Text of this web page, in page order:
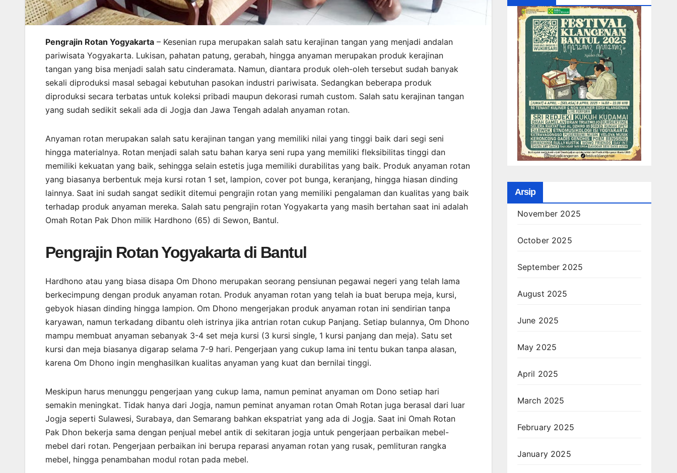
Pengrajin Rotan Yogyakarta – Kesenian rupa merupakan salah satu kerajinan tangan yang menjadi andalan
pariwisata Yogyakarta. Lukisan, pahatan patung, gerabah, hingga anyaman merupakan produk kerajinan
tangan yang bisa menjadi salah satu cinderamata. Namun, diantara produk oleh-oleh tersebut sudah banyak
sekali diproduksi masal sebagai kebutuhan pasokan industri pariwisata. Sedangkan beberapa produk
diproduksi secara terbatas untuk koleksi pribadi maupun dekorasi rumah custom. Salah satu kerajinan tangan
yang sudah sedikit sekali ada di Jogja dan Jawa Tengah adalah anyaman rotan.
Anyaman rotan merupakan salah satu kerajinan tangan yang memiliki nilai yang tinggi baik dari segi seni
hingga materialnya. Rotan menjadi salah satu bahan karya seni rupa yang memiliki fleksibilitas tinggi dan
memiliki kekuatan yang baik, sehingga selain estetis juga memiliki durabilitas yang baik. Produk anyaman rotan
yang biasanya berbentuk meja kursi rotan 1 set, lampion, cover pot bunga, keranjang, hingga hiasan dinding
lainnya. Saat ini sudah sangat sedikit ditemui pengrajin rotan yang memiliki pengalaman dan kualitas yang baik
terhadap produk anyaman mereka. Salah satu pengrajin rotan Yogyakarta yang masih bertahan saat ini adalah
Omah Rotan Pak Dhon milik Hardhono (65) di Sewon, Bantul.
Pengrajin Rotan Yogyakarta di Bantul
Hardhono atau yang biasa disapa Om Dhono merupakan seorang pensiunan pegawai negeri yang telah lama
berkecimpung dengan produk anyaman rotan. Produk anyaman rotan yang telah ia buat berupa meja, kursi,
gebyok hiasan dinding hingga lampion. Om Dhono mengerjakan produk anyaman rotan ini sendirian tanpa
karyawan, namun terkadang dibantu oleh istrinya jika antrian rotan cukup Panjang. Setiap bulannya, Om Dhono
mampu membuat anyaman sebanyak 3-4 set meja kursi (3 kursi single, 1 kursi panjang dan meja). Satu set
kursi dan meja biasanya digarap selama 7-9 hari. Pengerjaan yang cukup lama ini tentu bukan tanpa alasan,
karena Om Dhono ingin menghasilkan kualitas anyaman yang kuat dan bernilai tinggi.
Meskipun harus menunggu pengerjaan yang cukup lama, namun peminat anyaman om Dono setiap hari
semakin meningkat. Tidak hanya dari Jogja, namun peminat anyaman rotan Omah Rotan juga berasal dari luar
Jogja seperti Sulawesi, Surabaya, dan Semarang bahkan ekspatriat yang ada di Jogja. Saat ini Omah Rotan
Pak Dhon bekerja sama dengan penjual mebel antik di sekitaran jogja untuk pengerjaan perbaikan mebel-
mebel dari rotan. Pengerjaan perbaikan ini berupa reparasi anyaman rotan yang rusak, pemlituran rangka
mebel, hingga penambahan modul rotan pada mebel.
Arsip
November 2025
October 2025
September 2025
August 2025
June 2025
May 2025
April 2025
March 2025
February 2025
January 2025